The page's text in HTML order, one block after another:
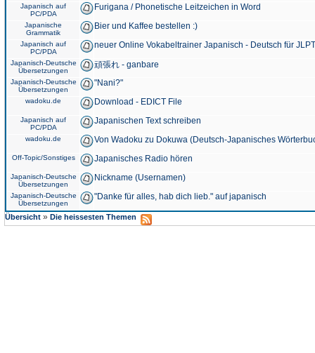
Japanisch auf
PC/PDA
Furigana / Phonetische Leitzeichen in Word
Japanische
Grammatik
Bier und Kaffee bestellen :)
Japanisch auf
PC/PDA
neuer Online Vokabeltrainer Japanisch - Deutsch für
Japanisch-Deutsche
Übersetzungen
頑張れ - ganbare
Japanisch-Deutsche
Übersetzungen
"Nani?"
wadoku.de Download - EDICT File
Japanisch auf
PC/PDA
Japanischen Text schreiben
wadoku.de Von Wadoku zu Dokuwa (Deutsch-Japanisches
Off-Topic/Sonstiges Japanisches Radio hören
Japanisch-Deutsche
Übersetzungen
Nickname (Usernamen)
Japanisch-Deutsche
Übersetzungen
"Danke für alles, hab dich lieb." auf japanisch
Übersicht » Die heissesten Themen